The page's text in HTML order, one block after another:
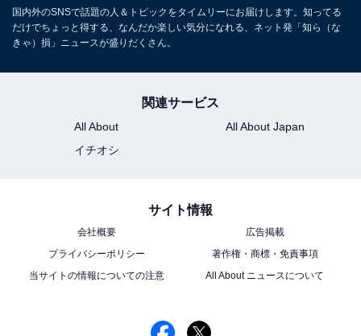
国内外のSNSで話題の人＆トピックをタイムリーにお届けします。知ってる
だけでちょっと得する、なんだか楽しい気分になれる、ネット発「知ら（な
きゃ）損」ニュースが盛りだくさん。
関連サービス
All About
All About Japan
イチオシ
サイト情報
会社概要
広告掲載
プライバシーポリシー
著作権・商標・免責事項
当サイトの情報についての注意
All About ニュースについて